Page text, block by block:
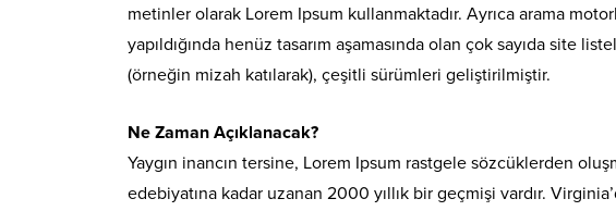
metinler olarak Lorem Ipsum kullanmaktadır. Ayrıca arama
yapıldığında henüz tasarım aşamasında olan çok sayıda site
(örneğin mizah katılarak), çeşitli sürümleri geliştirilmiştir.
Ne Zaman Açıklanacak?
Yaygın inancın tersine, Lorem Ipsum rastgele sözcüklerden
edebiyatına kadar uzanan 2000 yıllık bir geçmişi vardır.